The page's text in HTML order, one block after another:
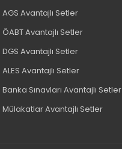
AGS Avantajlı Setler
ÖABT Avantajlı Setler
DGS Avantajlı Setler
ALES Avantajlı Setler
Banka Sınavları Avantajlı Setler
Mülakatlar Avantajlı Setler